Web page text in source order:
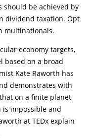
should be achieved by
dividend taxation. Opt
multinationals.
economy targets,
based on a broad
Kate Raworth has
demonstrates with
that on a finite planet
impossible and
at TEDx explain